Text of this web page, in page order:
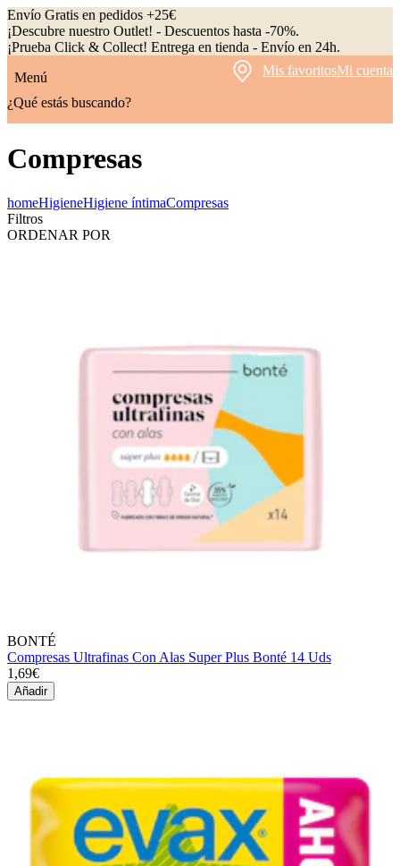
Envío Gratis en pedidos +25€
¡Descubre nuestro Outlet! - Descuentos hasta -70%.
¡Prueba Click & Collect! Entrega en tienda - Envío en 24h.
Menú
Mis favoritosMi cuenta
¿Qué estás buscando?
Compresas
homeHigieneHigiene íntimaCompresas
Filtros
ORDENAR POR
BONTÉ
Compresas Ultrafinas Con Alas Super Plus Bonté 14 Uds
1,69€
Añadir